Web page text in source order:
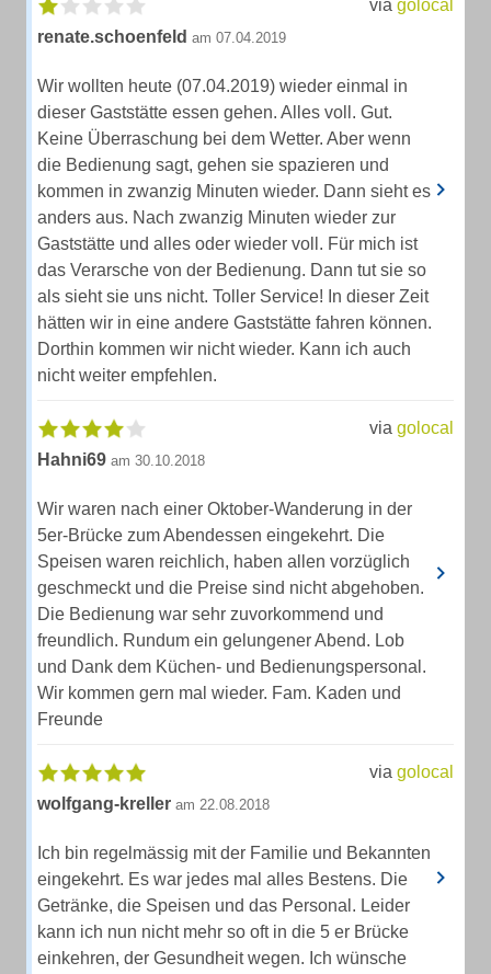
via golocal
renate.schoenfeld am 07.04.2019
Wir wollten heute (07.04.2019) wieder einmal in
dieser Gaststätte essen gehen. Alles voll. Gut.
Keine Überraschung bei dem Wetter. Aber wenn
die Bedienung sagt, gehen sie spazieren und
kommen in zwanzig Minuten wieder. Dann sieht es
anders aus. Nach zwanzig Minuten wieder zur
Gaststätte und alles oder wieder voll. Für mich ist
das Verarsche von der Bedienung. Dann tut sie so
als sieht sie uns nicht. Toller Service! In dieser Zeit
hätten wir in eine andere Gaststätte fahren können.
Dorthin kommen wir nicht wieder. Kann ich auch
nicht weiter empfehlen.
via golocal
Hahni69 am 30.10.2018
Wir waren nach einer Oktober-Wanderung in der
5er-Brücke zum Abendessen eingekehrt. Die
Speisen waren reichlich, haben allen vorzüglich
geschmeckt und die Preise sind nicht abgehoben.
Die Bedienung war sehr zuvorkommend und
freundlich. Rundum ein gelungener Abend. Lob
und Dank dem Küchen- und Bedienungspersonal.
Wir kommen gern mal wieder. Fam. Kaden und
Freunde
via golocal
wolfgang-kreller am 22.08.2018
Ich bin regelmässig mit der Familie und Bekannten
eingekehrt. Es war jedes mal alles Bestens. Die
Getränke, die Speisen und das Personal. Leider
kann ich nun nicht mehr so oft in die 5 er Brücke
einkehren, der Gesundheit wegen. Ich wünsche